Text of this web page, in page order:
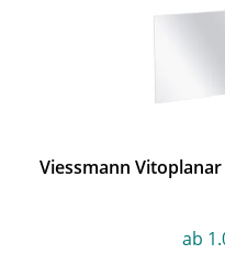
Viessmann
ab